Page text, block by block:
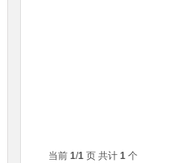
当前 1/1页 共计 1个